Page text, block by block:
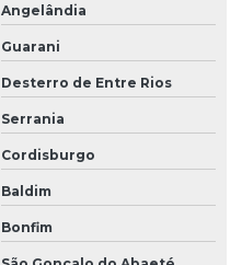
Angelândia
Guarani
Desterro de Entre Rios
Serrania
Cordisburgo
Baldim
Bonfim